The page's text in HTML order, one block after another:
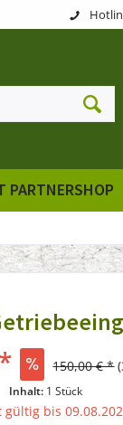
PARTNERSHOP
150,00 € *
Inhalt: 1 Stück
gültig bis